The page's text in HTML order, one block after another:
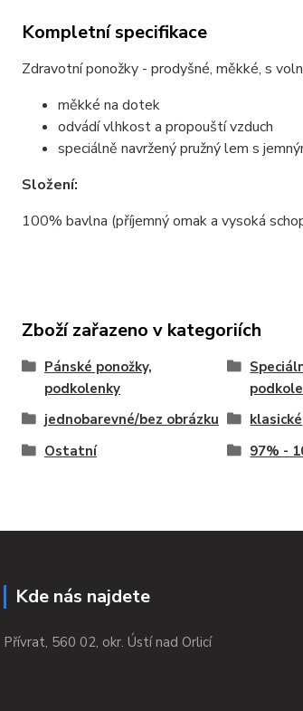
Kompletní specifikace
Zdravotní ponožky - prodyšné, měkké, s
měkké na dotek
odvádí vlhkost a propouští vzduch
speciálně navržený pružný lem s
Složení:
100% bavlna (příjemný omak a vysoká
Zboží zařazeno v kategoriích
Pánské ponožky,
podkolenky
jednobarevné/bez obrázku klasické
Ostatní
97% -
Kde nás najdete
Přívrat, 560 02, okr. Ústí nad Orlicí